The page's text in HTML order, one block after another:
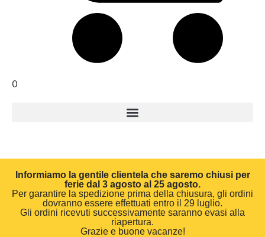
0
Informiamo la gentile clientela che saremo chiusi per
ferie dal 3 agosto al 25 agosto.
Per garantire la spedizione prima della chiusura, gli ordini
dovranno essere effettuati entro il 29 luglio.
Gli ordini ricevuti successivamente saranno evasi alla
riapertura.
Grazie e buone vacanze!